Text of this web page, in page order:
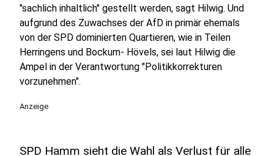
"sachlich inhaltlich" gestellt werden, sagt Hilwig. Und
aufgrund des Zuwachses der AfD in primär ehemals
von der SPD dominierten Quartieren, wie in Teilen
Herringens und Bockum- Hövels, sei laut Hilwig die
Ampel in der Verantwortung "Politikkorrekturen
vorzunehmen".
Anzeige
SPD Hamm sieht die Wahl als Verlust für alle